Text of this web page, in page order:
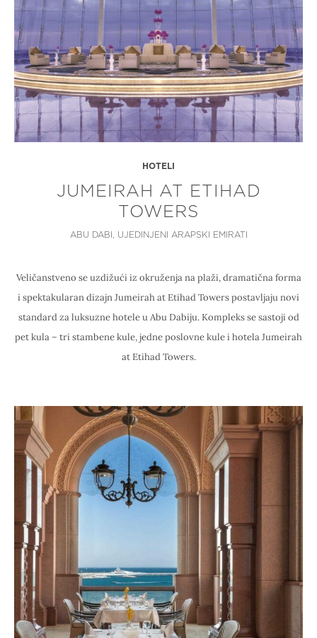
HOTELI
JUMEIRAH AT ETIHAD
TOWERS
ABU DABI, UJEDINJENI ARAPSKI EMIRATI
Veličanstveno se uzdižući iz okruženja na plaži, dramatična forma
i spektakularan dizajn Jumeirah at Etihad Towers postavljaju novi
standard za luksuzne hotele u Abu Dabiju. Kompleks se sastoji od
pet kula – tri stambene kule, jedne poslovne kule i hotela Jumeirah
at Etihad Towers.